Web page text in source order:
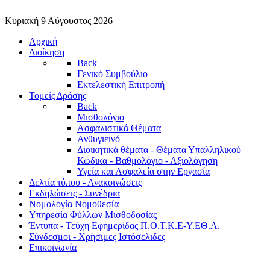
Κυριακή 9 Αύγουστος 2026
Αρχική
Διοίκηση
Back
Γενικό Συμβούλιο
Εκτελεστική Επιτροπή
Τομείς Δράσης
Back
Μισθολόγιο
Ασφαλιστικά Θέματα
Ανθυγιεινό
Διοικητικά θέματα - Θέματα Υπαλληλικού
Κώδικα - Βαθμολόγιο - Αξιολόγηση
Υγεία και Ασφαλεία στην Εργασία
Δελτία τύπου - Ανακοινώσεις
Εκδηλώσεις - Συνέδρια
Νομολογία Νομοθεσία
Υπηρεσία Φύλλων Μισθοδοσίας
Έντυπα - Τεύχη Εφημερίδας Π.Ο.Τ.Κ.Ε-Υ.ΕΘ.Α.
Σύνδεσμοι - Χρήσιμες Ιστόσελιδες
Επικοινωνία